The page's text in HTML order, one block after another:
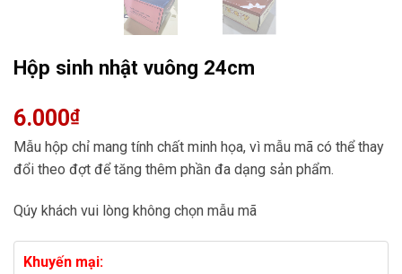
Hộp sinh nhật vuông 24cm
6.000₫
Mẫu hộp chỉ mang tính chất minh họa, vì mẫu mã có thể thay
đổi theo đợt để tăng thêm phần đa dạng sản phẩm.
Qúy khách vui lòng không chọn mẫu mã
Khuyến mại: